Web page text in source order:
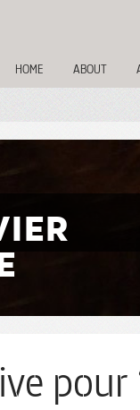
HOME ABOUT